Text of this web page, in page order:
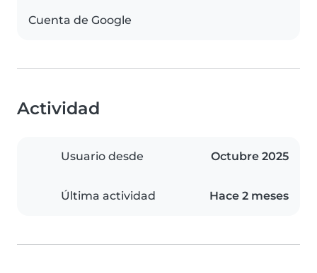
Cuenta de Google
Actividad
Usuario desde Octubre 2025
Última actividad Hace 2 meses